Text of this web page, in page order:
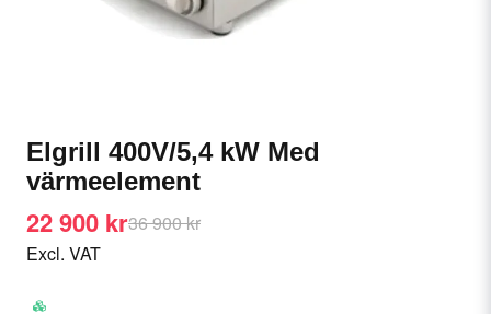
Elgrill 400V/5,4 kW Med
värmeelement
36 900 kr
22 900 kr
Excl. VAT